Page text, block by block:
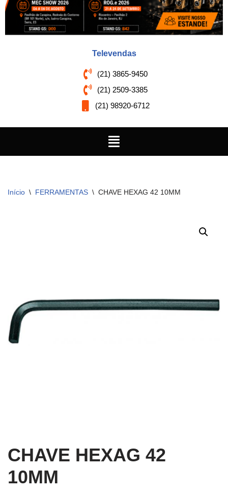
Televendas
(21) 3865-9450
(21) 2509-3385
(21) 98920-6712
Início \ FERRAMENTAS \ CHAVE HEXAG 42 10MM
CHAVE HEXAG 42
10MM